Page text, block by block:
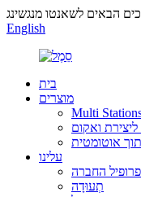
English
בית
מוצרים
Multi
ליצירת ואקום
אוטומטית
עלינו
פרופיל החברה
תְעוּדָה